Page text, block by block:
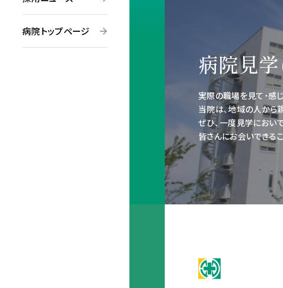
病院トップページ
病院見
実際の職場を見て・感じ
当院は、地域の人から
ぜひ、一度見学におい
皆さんにお会いできる